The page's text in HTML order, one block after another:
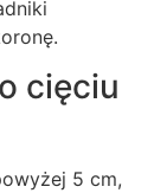
cięciu
5 cm,